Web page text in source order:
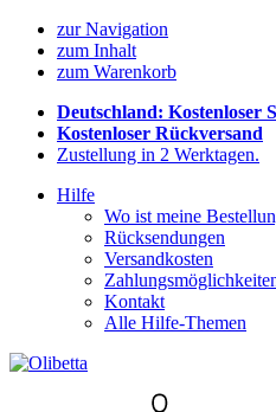
zur Navigation
zum Inhalt
zum Warenkorb
Deutschland: Kostenloser
Kostenloser Rückversand
Zustellung in 2 Werktagen.
Hilfe
Wo ist meine
Rücksendungen
Versandkosten
Kontakt
Alle Hilfe-Themen